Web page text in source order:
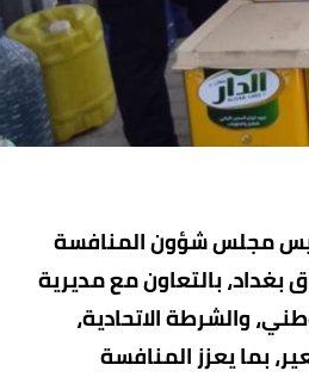
مجلس شؤون المنافسة
بالتعاون مع مديرية
والشرطة الاتحادية،
بما يعزز المنافسة